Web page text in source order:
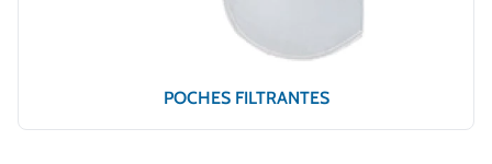
POCHES FILTRANTES